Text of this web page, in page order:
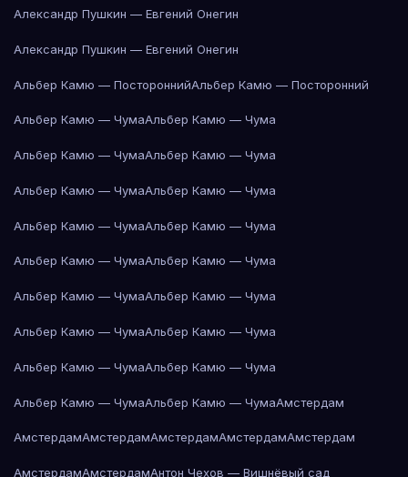
Александр Пушкин — Евгений Онегин
Александр Пушкин — Евгений Онегин
Альбер Камю — ПостороннийАльбер Камю — Посторонний
Альбер Камю — ЧумаАльбер Камю — Чума
Альбер Камю — ЧумаАльбер Камю — Чума
Альбер Камю — ЧумаАльбер Камю — Чума
Альбер Камю — ЧумаАльбер Камю — Чума
Альбер Камю — ЧумаАльбер Камю — Чума
Альбер Камю — ЧумаАльбер Камю — Чума
Альбер Камю — ЧумаАльбер Камю — Чума
Альбер Камю — ЧумаАльбер Камю — Чума
Альбер Камю — ЧумаАльбер Камю — ЧумаАмстердам
АмстердамАмстердамАмстердамАмстердамАмстердам
АмстердамАмстердамАнтон Чехов — Вишнёвый сад